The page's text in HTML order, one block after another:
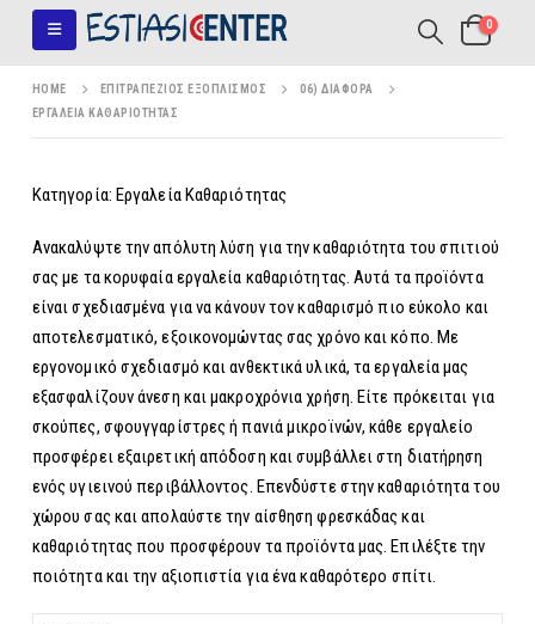
0
HOME ΕΠΙΤΡΑΠΈΖΙΟΣ ΕΞΟΠΛΙΣΜΌΣ
06) ΔΙΆΦΟΡΑ
ΕΡΓΑΛΕΊΑ ΚΑΘΑΡΙΌΤΗΤΑΣ
Κατηγορία: Εργαλεία Καθαριότητας
Ανακαλύψτε την απόλυτη λύση για την καθαριότητα του σπιτιού
σας με τα κορυφαία εργαλεία καθαριότητας. Αυτά τα προϊόντα
είναι σχεδιασμένα για να κάνουν τον καθαρισμό πιο εύκολο και
αποτελεσματικό, εξοικονομώντας σας χρόνο και κόπο. Με
εργονομικό σχεδιασμό και ανθεκτικά υλικά, τα εργαλεία μας
εξασφαλίζουν άνεση και μακροχρόνια χρήση. Είτε πρόκειται για
σκούπες, σφουγγαρίστρες ή πανιά μικροϊνών, κάθε εργαλείο
προσφέρει εξαιρετική απόδοση και συμβάλλει στη διατήρηση
ενός υγιεινού περιβάλλοντος. Επενδύστε στην καθαριότητα του
χώρου σας και απολαύστε την αίσθηση φρεσκάδας και
καθαριότητας που προσφέρουν τα προϊόντα μας. Επιλέξτε την
ποιότητα και την αξιοπιστία για ένα καθαρότερο σπίτι.